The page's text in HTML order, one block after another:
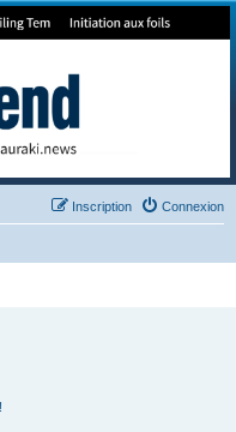
Connexion
Inscription